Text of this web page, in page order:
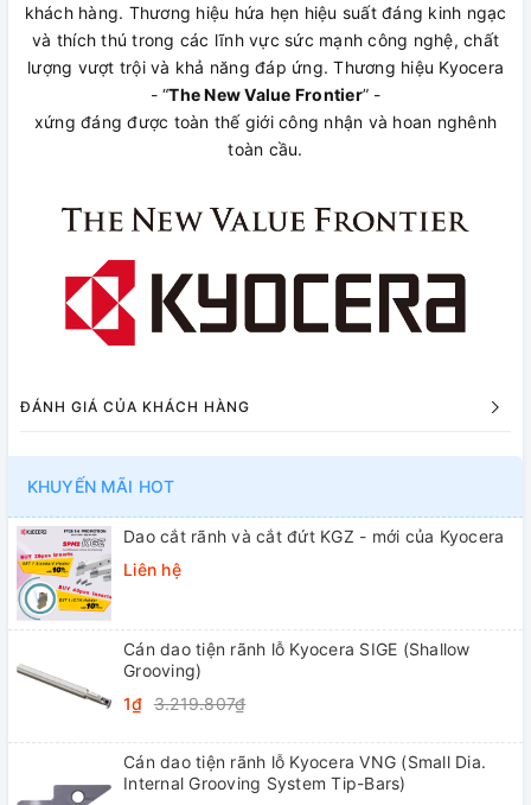
khách hàng. Thương hiệu hứa hẹn hiệu suất đáng kinh ngạc
và thích thú trong các lĩnh vực sức mạnh công nghệ, chất
lượng vượt trội và khả năng đáp ứng. Thương hiệu Kyocera
- “The New Value Frontier” -
xứng đáng được toàn thế giới công nhận và hoan nghênh
toàn cầu.
ĐÁNH GIÁ CỦA KHÁCH HÀNG
KHUYẾN MÃI HOT
Dao cắt rãnh và cắt đứt KGZ - mới của Kyocera
Liên hệ
Cán dao tiện rãnh lỗ Kyocera SIGE (Shallow
Grooving)
1₫ 3.219.807₫
Cán dao tiện rãnh lỗ Kyocera VNG (Small Dia.
Internal Grooving System Tip-Bars)